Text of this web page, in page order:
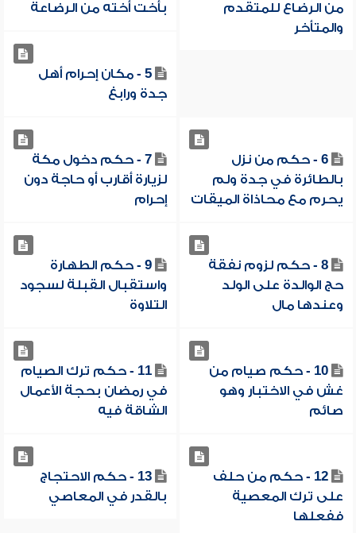
من الرضاع للمتقدم
والمتأخر
بأخت أخته من الرضاعة
5 - مكان إحرام أهل
جدة ورابغ
6 - حكم من نزل
بالطائرة في جدة ولم
يحرم مع محاذاة الميقات
7 - حكم دخول مكة
لزيارة أقارب أو حاجة دون
إحرام
8 - حكم لزوم نفقة
حج الوالدة على الولد
وعندها مال
9 - حكم الطهارة
واستقبال القبلة لسجود
التلاوة
10 - حكم صيام من
غش في الاختبار وهو
صائم
11 - حكم ترك الصيام
في رمضان بحجة الأعمال
الشاقة فيه
12 - حكم من حلف
على ترك المعصية
ففعلها
13 - حكم الاحتجاج
بالقدر في المعاصي